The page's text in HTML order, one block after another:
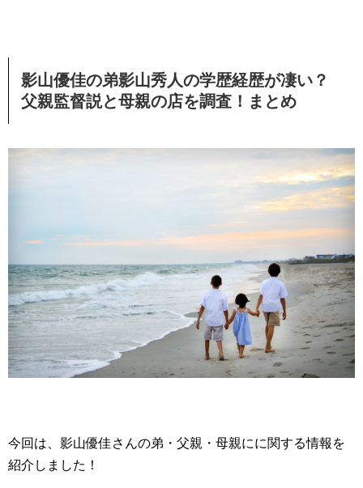
影山優佳の弟影山秀人の学歴経歴が凄い？
父親監督説と母親の店を調査！まとめ
今回は、影山優佳さんの弟・父親・母親にに関する情報を
紹介しました！